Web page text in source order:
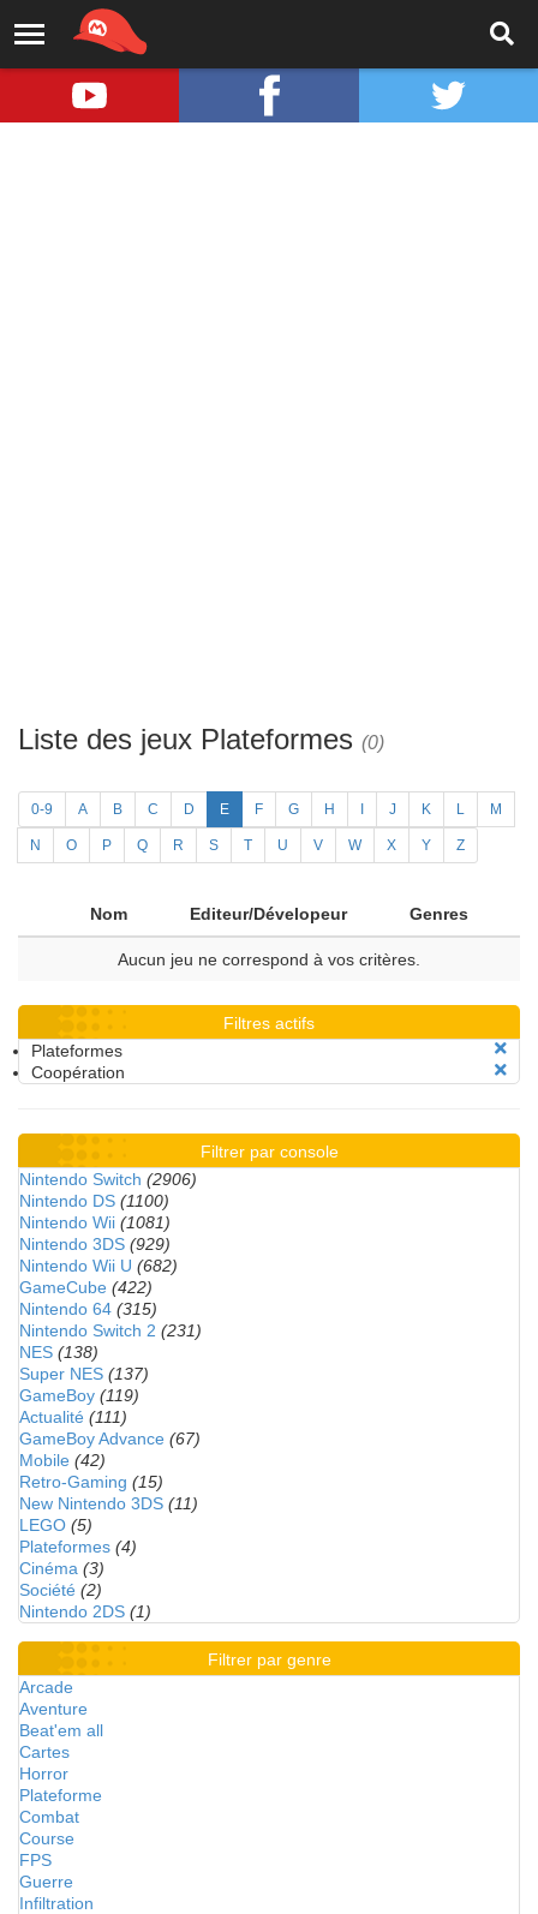
Liste des jeux Plateformes (0)
0-9 A B C D E F G H J K L M
N O P Q R S T U V W X Y Z
Nom Editeur/Dévelopeur Genres
Aucun jeu ne correspond à vos critères.
Filtres actifs
Plateformes
Coopération
Filtrer par console
Nintendo Switch (2906)
Nintendo DS (1100)
Nintendo Wii (1081)
Nintendo 3DS (929)
Nintendo Wii U (682)
GameCube (422)
Nintendo 64 (315)
Nintendo Switch 2 (231)
NES (138)
Super NES (137)
GameBoy (119)
Actualité (111)
GameBoy Advance (67)
Mobile (42)
Retro-Gaming (15)
New Nintendo 3DS (11)
LEGO (5)
Plateformes (4)
Cinéma (3)
Société (2)
Nintendo 2DS (1)
Filtrer par genre
Arcade
Aventure
Beat'em all
Cartes
Horror
Plateforme
Combat
Course
FPS
Guerre
Infiltration